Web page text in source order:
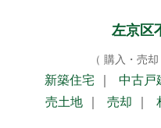
左京区
（ 購入・売
新築住宅 ｜ 中古戸
売土地
｜ 売却 ｜